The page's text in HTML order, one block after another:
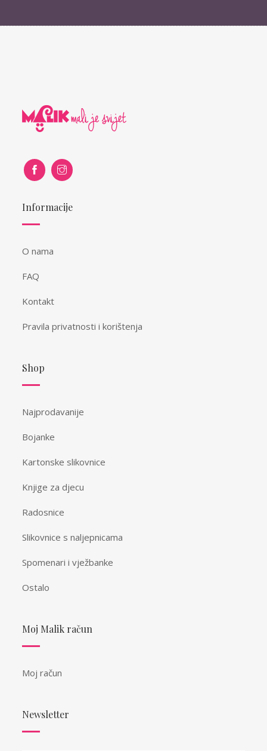
Informacije
O nama
FAQ
Kontakt
Pravila privatnosti i korištenja
Shop
Najprodavanije
Bojanke
Kartonske slikovnice
Knjige za djecu
Radosnice
Slikovnice s naljepnicama
Spomenari i vježbanke
Ostalo
Moj Malik račun
Moj račun
Newsletter